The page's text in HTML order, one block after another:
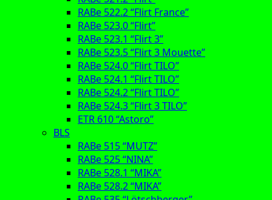
RABe 522.2 “Flirt France”
RABe 523.0 “Flirt”
RABe 523.1 “Flirt 3”
RABe 523.5 “Flirt 3 Mouette”
RABe 524.0 “Flirt TILO”
RABe 524.1 “Flirt TILO”
RABe 524.2 “Flirt TILO”
RABe 524.3 “Flirt 3 TILO”
ETR 610 “Astoro”
BLS
RABe 515 “MUTZ”
RABe 525 “NINA”
RABe 528.1 “MIKA”
RABe 528.2 “MIKA”